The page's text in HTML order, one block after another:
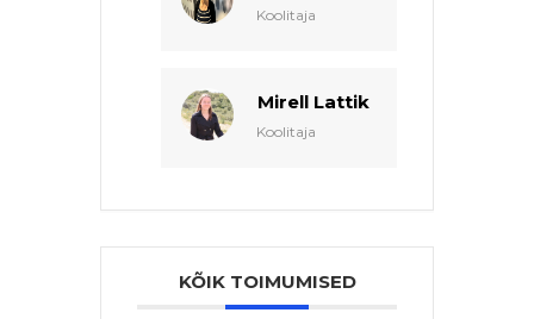
Koolitaja
Mirell Lattik
Koolitaja
KÕIK TOIMUMISED